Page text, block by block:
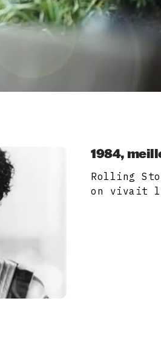
1984,
Rolling
on vivait